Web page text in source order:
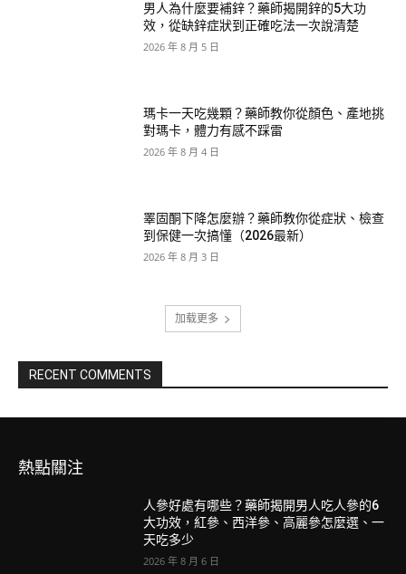
男人為什麼要補鋅？藥師揭開鋅的5大功
效，從缺鋅症狀到正確吃法一次說清楚
2026 年 8 月 5 日
瑪卡一天吃幾顆？藥師教你從顏色、產地挑
對瑪卡，體力有感不踩雷
2026 年 8 月 4 日
睪固酮下降怎麼辦？藥師教你從症狀、檢查
到保健一次搞懂（2026最新）
2026 年 8 月 3 日
加载更多
RECENT COMMENTS
熱點關注
人參好處有哪些？藥師揭開男人吃人參的6
大功效，紅參、西洋參、高麗參怎麼選、一
天吃多少
2026 年 8 月 6 日